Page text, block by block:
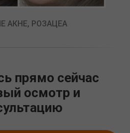
АКНЕ, РОЗАЦЕА
прямо сейчас
осмотр и